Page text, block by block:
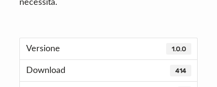
necessità.
Versione 1.0.0
Download 414